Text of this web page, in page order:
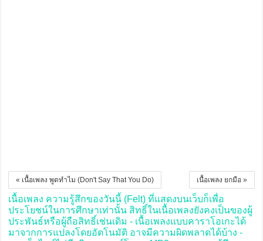
เนื้อเพลง ยกมือ »
« เนื้อเพลง พูดทำไม (Don't Say That You Do)
เนื้อเพลง ความรู้สึกของวันนี้ (Felt) ที่แสดงบนเว็บก็เพื่อ
ประโยชน์ในการศึกษาเท่านั้น สิทธิ์ในเนื้อเพลงยังคงเป็นของผู้
ประพันธ์หรือผู้ถือสิทธิ์เช่นเดิม - เนื้อเพลงแบบคาราโอเกะได้
มาจากการแปลงโดยอัตโนมัติ อาจมีความผิดพลาดได้บ้าง -